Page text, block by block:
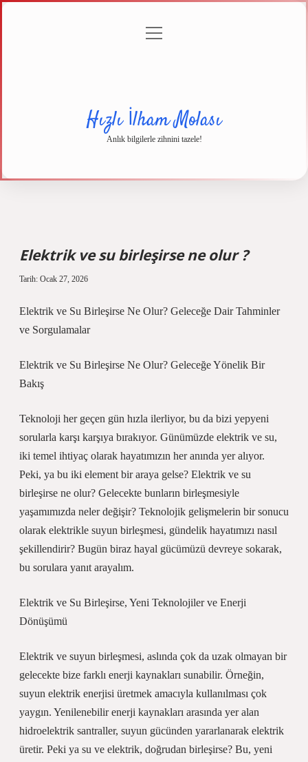
menüyü
Hızlı İlham Molası
Anlık bilgilerle zihnini tazele!
Elektrik ve su birleşirse ne olur ?
Tarih: Ocak 27, 2026
Elektrik ve Su Birleşirse Ne Olur? Geleceğe Dair Tahminler
ve Sorgulamalar
Elektrik ve Su Birleşirse Ne Olur? Geleceğe Yönelik Bir
Bakış
Teknoloji her geçen gün hızla ilerliyor, bu da bizi yepyeni
sorularla karşı karşıya bırakıyor. Günümüzde elektrik ve su,
iki temel ihtiyaç olarak hayatımızın her anında yer alıyor.
Peki, ya bu iki element bir araya gelse? Elektrik ve su
birleşirse ne olur? Gelecekte bunların birleşmesiyle
yaşamımızda neler değişir? Teknolojik gelişmelerin bir sonucu
olarak elektrikle suyun birleşmesi, gündelik hayatımızı nasıl
şekillendirir? Bugün biraz hayal gücümüzü devreye sokarak,
bu sorulara yanıt arayalım.
Elektrik ve Su Birleşirse, Yeni Teknolojiler ve Enerji
Dönüşümü
Elektrik ve suyun birleşmesi, aslında çok da uzak olmayan bir
gelecekte bize farklı enerji kaynakları sunabilir. Örneğin,
suyun elektrik enerjisi üretmek amacıyla kullanılması çok
yaygın. Yenilenebilir enerji kaynakları arasında yer alan
hidroelektrik santraller, suyun gücünden yararlanarak elektrik
üretir. Peki ya su ve elektrik, doğrudan birleşirse? Bu, yeni